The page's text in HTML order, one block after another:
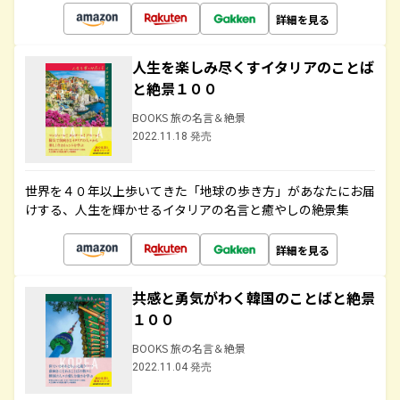
詳細を見る
人生を楽しみ尽くすイタリアのことば
と絶景１００
BOOKS 旅の名言＆絶景
2022.11.18 発売
世界を４０年以上歩いてきた「地球の歩き方」があなたにお届
けする、人生を輝かせるイタリアの名言と癒やしの絶景集
詳細を見る
共感と勇気がわく韓国のことばと絶景
１００
BOOKS 旅の名言＆絶景
2022.11.04 発売